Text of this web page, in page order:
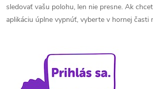
sledovať vašu polohu, len nie presne. Ak
aplikáciu úplne vypnúť, vyberte v hornej časti